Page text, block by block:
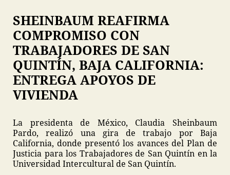
SHEINBAUM REAFIRMA
COMPROMISO CON
TRABAJADORES DE SAN
QUINTÍN, BAJA CALIFORNIA:
ENTREGA APOYOS DE
VIVIENDA
La presidenta de México, Claudia Sheinbaum
Pardo, realizó una gira de trabajo por Baja
California, donde presentó los avances del Plan de
Justicia para los Trabajadores de San Quintín en la
Universidad Intercultural de San Quintín.